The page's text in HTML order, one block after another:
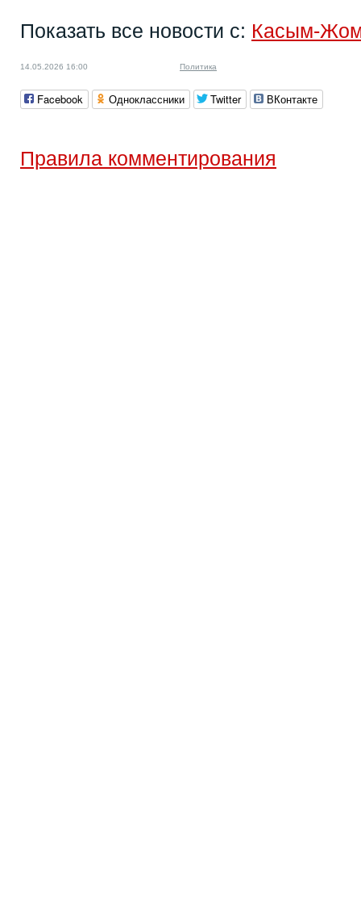
Показать все новости с: Касым-
14.05.2026 16:00 Политика
Facebook Одноклассники Twitter ВКонтакте
Правила комментирования